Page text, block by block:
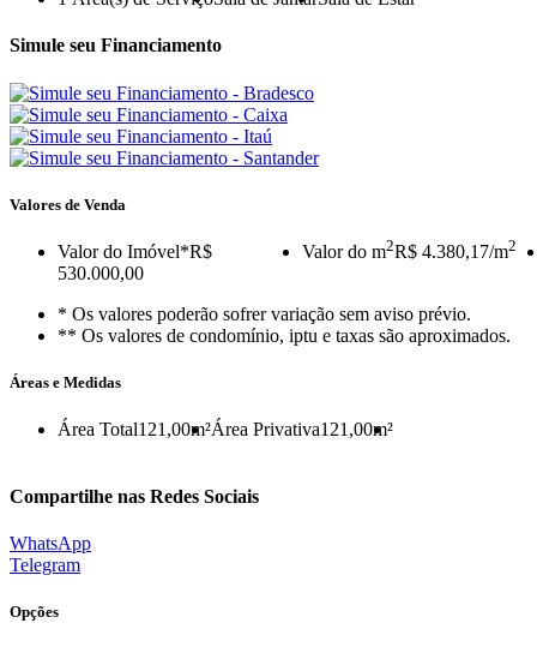
Simule seu Financiamento
Valores de Venda
Valor do Imóvel*R$
530.000,00
Valor do m2R$ 4.380,17/m2
* Os valores poderão sofrer variação sem aviso prévio.
** Os valores de condomínio, iptu e taxas são aproximados.
Áreas e Medidas
Área Total121,00m²Área Privativa121,00m²
Compartilhe nas Redes Sociais
WhatsApp
Telegram
Opções